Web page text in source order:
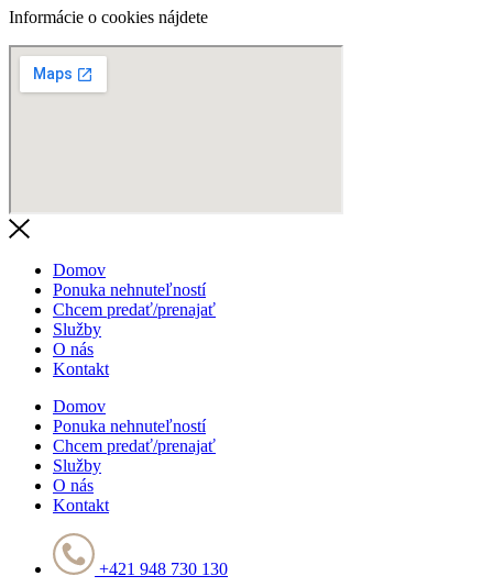
Informácie o cookies nájdete
Domov
Ponuka nehnuteľností
Chcem predať/prenajať
Služby
O nás
Kontakt
Domov
Ponuka nehnuteľností
Chcem predať/prenajať
Služby
O nás
Kontakt
+421 948 730 130